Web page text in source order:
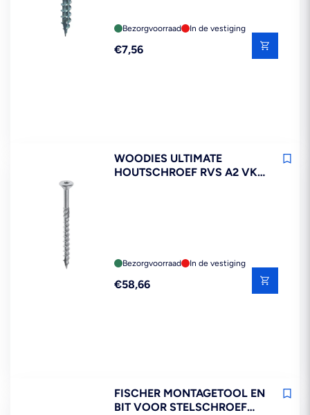
Bezorgvoorraad In de vestiging
Reguliere
€7,56
WOODIES ULTIMATE
HOUTSCHROEF RVS A2 VK
Bezorgvoorraad In de vestiging
Reguliere
€58,66
FISCHER MONTAGETOOL EN
BIT VOOR STELSCHROEF